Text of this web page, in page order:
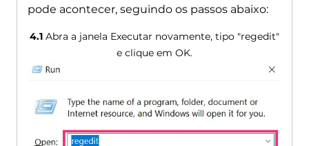
pode acontecer, seguindo os passos abaixo:
4.1Abra a janela Executar novamente, tipo "regedit"
e clique em OK.